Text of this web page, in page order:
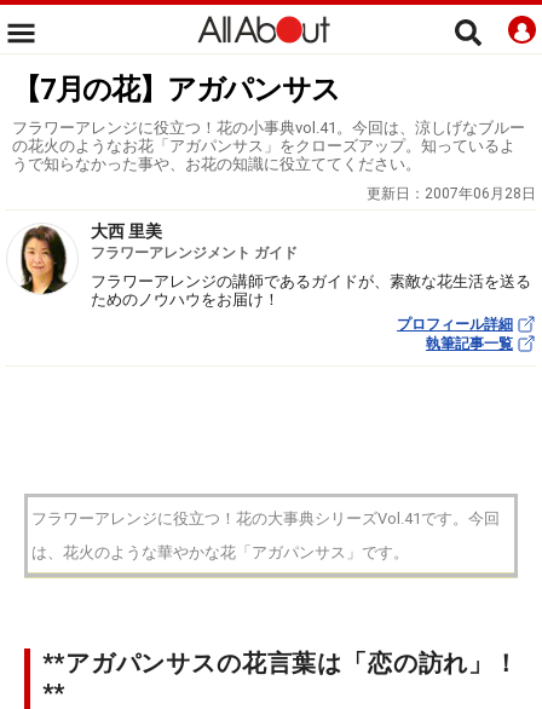
【7月の花】アガパンサス
フラワーアレンジに役立つ！花の小事典vol.41。今回は、涼しげなブルー
の花火のようなお花「アガパンサス」をクローズアップ。知っているよ
うで知らなかった事や、お花の知識に役立ててください。
更新日： 2007年06月28日
大西 里美
フラワーアレンジメント ガイド
フラワーアレンジの講師であるガイドが、素敵な花生活を送る
ためのノウハウをお届け！
プロフィール詳細
執筆記事一覧
フラワーアレンジに役立つ！花の大事典シリーズVol.41です。今回
は、花火のような華やかな花「アガパンサス」です。
**アガパンサスの花言葉は「恋の訪れ」！
**